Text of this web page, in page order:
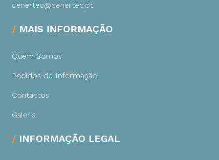
cenertec@cenertec.pt
MAIS INFORMAÇÃO
Quem Somos
Pedidos de Informação
Contactos
Galeria
INFORMAÇÃO LEGAL